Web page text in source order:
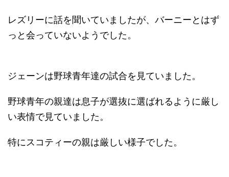
レズリーに話を聞いていましたが、バーニーとはず
っと会っていないようでした。
ジェーンは野球青年達の試合を見ていました。
野球青年の親達は息子が選抜に選ばれるように厳し
い表情で見ていました。
特にスコティーの親は厳しい様子でした。